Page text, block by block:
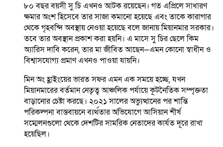
৮০ বছর বয়সী সু চি এখনও আটক রয়েছেন। গত এপ্রিলে সাধারণ
ক্ষমার অংশ হিসেবে তার সাজা কমানো হয়েছে এবং তাকে কারাগার
থেকে গৃহবন্দি অবস্থায় নেওয়া হয়েছে বলে জানায় মিয়ানমার সরকার।
তবে তার অবস্থান প্রকাশ করা হয়নি। এ মাসে সু চির ছেলে কিম
অ্যারিস দাবি করেন, তার মা জীবিত আছেন—এমন কোনো স্বাধীন ও
বিশ্বাসযোগ্য প্রমাণ এখনও পাওয়া যায়নি।
মিন অং হ্লাইংয়ের ভারত সফর এমন এক সময়ে হচ্ছে, যখন
মিয়ানমারের বর্তমান নেতৃত্ব আঞ্চলিক পর্যায়ে কূটনৈতিক সম্পৃক্ততা
বাড়ানোর চেষ্টা করছে। ২০২১ সালের অভ্যুত্থানের পর শান্তি
পরিকল্পনা বাস্তবায়নে ব্যর্থতার অভিযোগে আসিয়ান শীর্ষ
সম্মেলনগুলো থেকে দেশটির সামরিক নেতাদের কার্যত দূরে রাখা
হয়েছিল।